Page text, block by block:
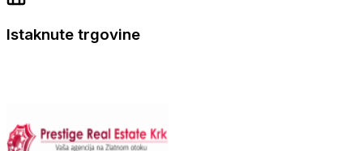
Istaknute trgovine